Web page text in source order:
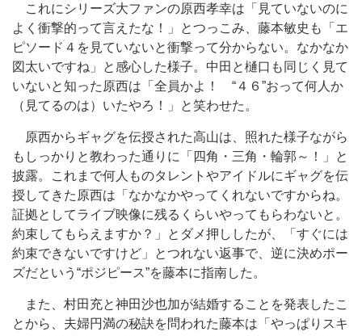
これにシリーズ大ファンの原西孝幸は「見ていないのに
よく衝撃的って言えたな！」とつっこみ、藤本敏史も「エ
ピソード４を見ていないと衝撃って分からない。なかなか
図太いですね」と感心した様子。中田と樋口も同じく見て
いないと知った原西は「全員かよ！ “４６”おって何人か
（見てるのは）いたやろ！」と笑わせた。
原西からギャグを伝授された高山は、照れた様子ながら
もしっかりと教わった通りに「四角・三角・輪郭～！」と
披露。これまで何人ものタレントやアイドルにギャグを伝
授してきた原西は「なかなかやってくれないですからね。
証拠としてライブ映像に残るくらいやってもらわないと。
約束してもらえますか？」とダメ押ししたが、「すぐには
約束できないですけど」とつれない返事で、逆に決めポー
ズだという“ポジピース”を藤本に指南した。
また、村田充と神田沙也加が結婚することを発表したこ
とから、夫婦円満の秘訣を問われた藤本は「やっぱりスキ